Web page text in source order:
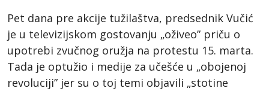
Pet dana pre akcije tužilaštva, predsednik Vučić
je u televizijskom gostovanju „oživeo” priču o
upotrebi zvučnog oružja na protestu 15. marta.
Tada je optužio i medije za učešće u „obojenoj
revoluciji” jer su o toj temi objavili „stotine